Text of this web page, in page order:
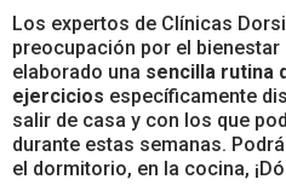
Los expertos de Clínicas
preocupación por el bienestar
elaborado una sencilla rutina
ejercicios específicamente
salir de casa y con los que
durante estas semanas.
el dormitorio, en la cocina,